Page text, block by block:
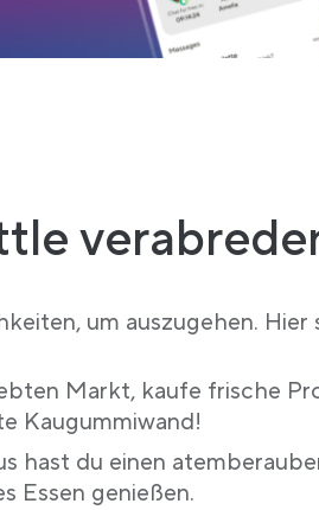
um auszugehen. Hier
Markt, kaufe frische
Kaugummiwand!
hast du einen
Essen genießen.